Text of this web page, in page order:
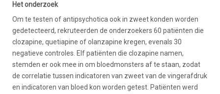
Het onderzoek
Om te testen of antipsychotica ook in zweet konden worden
gedetecteerd, rekruteerden de onderzoekers 60 patiënten die
clozapine, quetiapine of olanzapine kregen, evenals 30
negatieve controles. Elf patiënten die clozapine namen,
stemden er ook mee in om bloedmonsters af te staan, zodat
de correlatie tussen indicatoren van zweet van de vingerafdruk
en indicatoren van bloed kon worden getest. Patiënten werd